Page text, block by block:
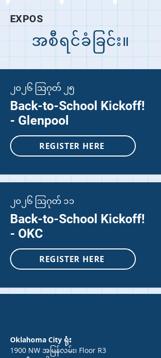
EXPOS
အစီရင်ခံခြင်း။
၂၀၂၆ ဩဂုတ် ၂၅
Back-to-School Kickoff!
- Glenpool
REGISTER HERE
၂၀၂၆ ဩဂုတ် ၁၁
Back-to-School Kickoff!
- OKC
REGISTER HERE
Oklahoma City ရုံး
1900 NW အမြန်လမ်း၊ Floor R3